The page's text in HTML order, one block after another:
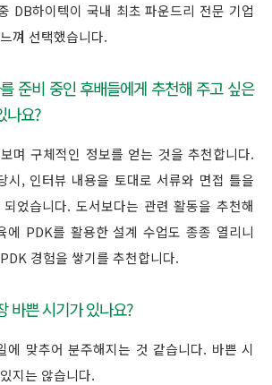
DB하이텍이 국내 최초 파운드리 전문 기업
껴 선택했습니다.
준비 중인 후배들에게 추천해 주고 싶은
나요?
며 구체적인 정보를 얻는 것을 추천합니다.
시, 인터뷰 내용을 토대로 서류와 면접 틀을
었습니다. 도서보다는 관련 활동을 추천해
에 PDK를 활용한 설계 수업도 종종 열리니
경험을 쌓기를 추천합니다.
바쁜 시기가 있나요?
에 맞추어 분주해지는 것 같습니다. 바쁜 시
지는 않습니다.